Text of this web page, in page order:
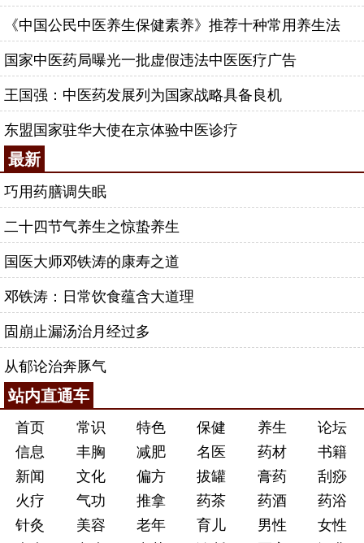
《中国公民中医养生保健素养》推荐十种常用养生法
国家中医药局曝光一批虚假违法中医医疗广告
王国强：中医药发展列为国家战略具备良机
东盟国家驻华大使在京体验中医诊疗
最新
巧用药膳调失眠
二十四节气养生之惊蛰养生
国医大师邓铁涛的康寿之道
邓铁涛：日常饮食蕴含大道理
固崩止漏汤治月经过多
从郁论治奔豚气
站内直通车
首页 常识 特色 保健 养生
论坛
信息
丰胸 减肥 名医 药材
书籍
新闻
文化 偏方 拔罐 膏药
刮痧
火疗
气功 推拿 药茶 药酒
药浴
针灸
美容 老年 育儿 男性
女性